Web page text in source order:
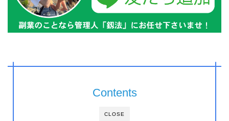
CLOSE
Contents